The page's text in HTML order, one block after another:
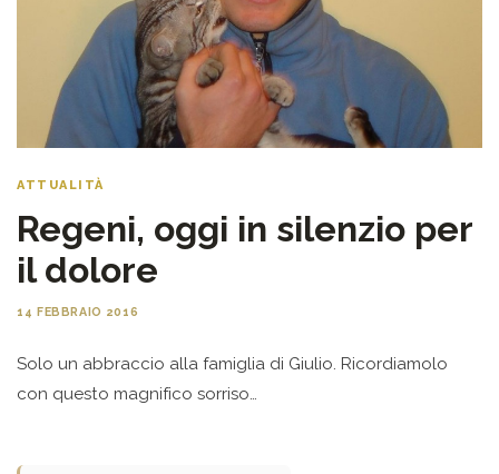
ATTUALITÀ
Regeni, oggi in silenzio per
il dolore
14 FEBBRAIO 2016
Solo un abbraccio alla famiglia di Giulio. Ricordiamolo
con questo magnifico sorriso…